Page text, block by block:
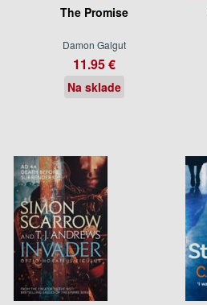
The Promise
Damon Galgut
11.95 €
Na sklade